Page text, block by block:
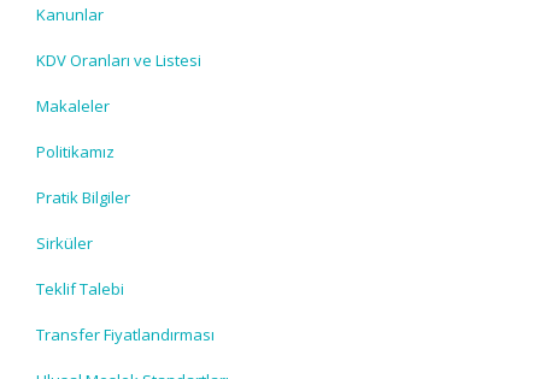
Kanunlar
KDV Oranları ve Listesi
Makaleler
Politikamız
Pratik Bilgiler
Sirküler
Teklif Talebi
Transfer Fiyatlandırması